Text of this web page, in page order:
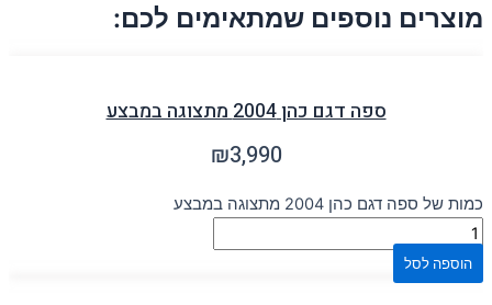
מוצרים נוספים שמתאימים לכם:
ספה דגם כהן 2004 מתצוגה במבצע
₪3,990
כמות של ספה דגם כהן 2004 מתצוגה במבצע
הוספה לסל